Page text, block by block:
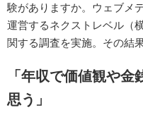
験がありますか。ウェブメ
運営するネクストレベル（
関する調査を実施。その結
「年収で価値観や
思う」